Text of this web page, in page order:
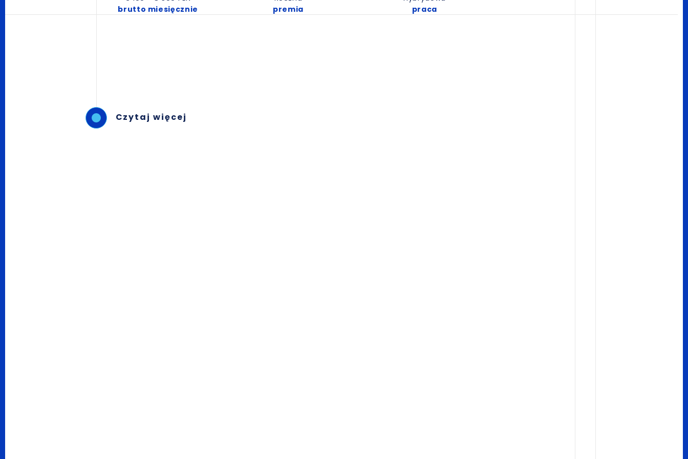
brutto miesięcznie
premia
praca
Czytaj więcej